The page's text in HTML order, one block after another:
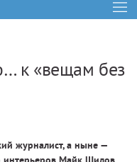
к «вещам без
журналист, а ныне —